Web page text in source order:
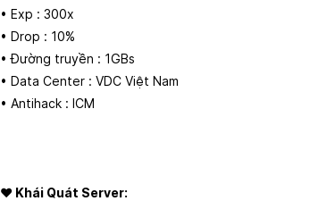
• Exp : 300x
• Drop : 10%
• Đường truyền : 1GBs
• Data Center : VDC Việt Nam
• Antihack : ICM
♥ Khái Quát Server: